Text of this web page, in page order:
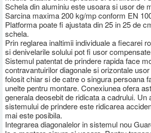
Schela din aluminiu este usoara si usor de
Sarcina maxima 200 kg/mp conform EN
Platforma poate fi ajustata din 25 in 25 de
schela.
Prin reglarea inaltimii individuale a fiecarei
si denivelarile solului pot fi usor
Sistemul patentat de prindere rapida face
contravantuirilor diagonale si orizontale
folosit chiar si de catre o singura persoana
unelte pentru montare. Conexiunea ofera
generala deosebit de ridicata a cadrului. Un
sistemului de prindere este ridicarea
mai este posibila.
Integrarea diagonalelor in sistemul nou